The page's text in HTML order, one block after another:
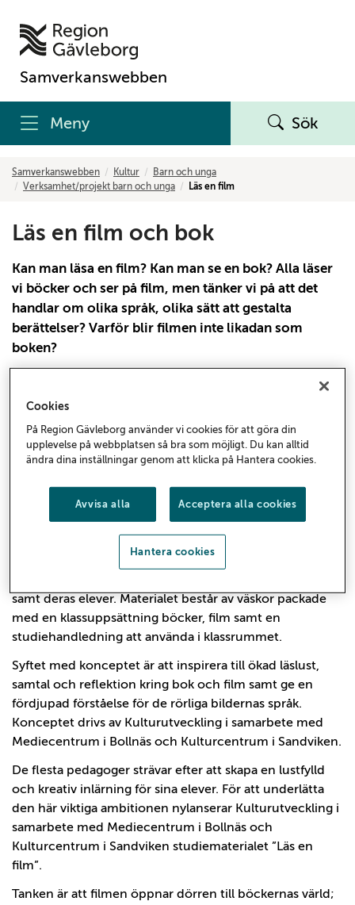
Samverkanswebben
Meny Sök
Samverkanswebben Kultur
Barn och unga
Verksamhet/projekt barn och unga
Läs en film
Läs en film och bok
Kan man läsa en film? Kan man se en bok? Alla läser
vi böcker och ser på film, men tänker vi på att det
handlar om olika språk, olika sätt att gestalta
berättelser? Varför blir filmen inte likadan som
boken?
samt deras elever. Materialet består av väskor packade
med en klassuppsättning böcker, film samt en
studiehandledning att använda i klassrummet.
Syftet med konceptet är att inspirera till ökad läslust,
samtal och reflektion kring bok och film samt ge en
fördjupad förståelse för de rörliga bildernas språk.
Konceptet drivs av Kulturutveckling i samarbete med
Mediecentrum i Bollnäs och Kulturcentrum i Sandviken.
De flesta pedagoger strävar efter att skapa en lustfylld
och kreativ inlärning för sina elever. För att underlätta
den här viktiga ambitionen nylanserar Kulturutveckling i
samarbete med Mediecentrum i Bollnäs och
Kulturcentrum i Sandviken studiematerialet ”Läs en
film”.
Tanken är att filmen öppnar dörren till böckernas värld;
Cookies
På Region Gävleborg använder vi cookies för att göra din
upplevelse på webbplatsen så bra som möjligt. Du kan alltid
ändra dina inställningar genom att klicka på Hantera cookies.
Avvisa alla Acceptera alla cookies
Hantera cookies